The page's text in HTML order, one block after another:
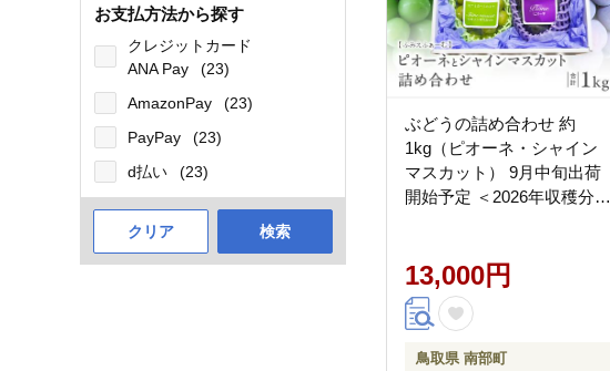
お支払方法から探す
クレジットカード
ANA Pay
(23)
AmazonPay
(23)
PayPay
(23)
d払い
(23)
クリア 検索
ぶどうの詰め合わせ 約
1kg（ピオーネ・シャイン
マスカット） 9月中旬出荷
開始予定 ＜2026年収穫分・
13,000円
鳥取県 南部町